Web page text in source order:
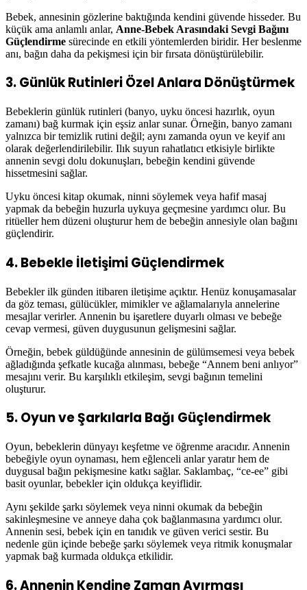
Bebek, annesinin gözlerine baktığında kendini güvende hisseder. Bu
küçük ama anlamlı anlar, Anne-Bebek Arasındaki Sevgi Bağını
Güçlendirme sürecinde en etkili yöntemlerden biridir. Her beslenme
anı, bağın daha da pekişmesi için bir fırsata dönüştürülebilir.
3. Günlük Rutinleri Özel Anlara Dönüştürmek
Bebeklerin günlük rutinleri (banyo, uyku öncesi hazırlık, oyun
zamanı) bağ kurmak için eşsiz anlar sunar. Örneğin, banyo zamanı
yalnızca bir temizlik rutini değil; aynı zamanda oyun ve keyif anı
olarak değerlendirilebilir. Ilık suyun rahatlatıcı etkisiyle birlikte
annenin sevgi dolu dokunuşları, bebeğin kendini güvende
hissetmesini sağlar.
Uyku öncesi kitap okumak, ninni söylemek veya hafif masaj
yapmak da bebeğin huzurla uykuya geçmesine yardımcı olur. Bu
ritüeller hem düzeni oluşturur hem de bebeğin annesiyle olan bağını
güçlendirir.
4. Bebekle İletişimi Güçlendirmek
Bebekler ilk günden itibaren iletişime açıktır. Henüz konuşamasalar
da göz teması, gülücükler, mimikler ve ağlamalarıyla annelerine
mesajlar verirler. Annenin bu işaretlere duyarlı olması ve bebeğe
cevap vermesi, güven duygusunun gelişmesini sağlar.
Örneğin, bebek güldüğünde annesinin de gülümsemesi veya bebek
ağladığında şefkatle kucağa alınması, bebeğe “Annem beni anlıyor”
mesajını verir. Bu karşılıklı etkileşim, sevgi bağının temelini
oluşturur.
5. Oyun ve Şarkılarla Bağı Güçlendirmek
Oyun, bebeklerin dünyayı keşfetme ve öğrenme aracıdır. Annenin
bebeğiyle oyun oynaması, hem eğlenceli anlar yaratır hem de
duygusal bağın pekişmesine katkı sağlar. Saklambaç, “ce-ee” gibi
basit oyunlar, bebekler için oldukça keyiflidir.
Aynı şekilde şarkı söylemek veya ninni okumak da bebeğin
sakinleşmesine ve anneye daha çok bağlanmasına yardımcı olur.
Annenin sesi, bebek için en tanıdık ve güven verici sestir. Bu
nedenle gün içinde bebeğe şarkı söylemek veya ritmik konuşmalar
yapmak bağ kurmada oldukça etkilidir.
6. Annenin Kendine Zaman Ayırması